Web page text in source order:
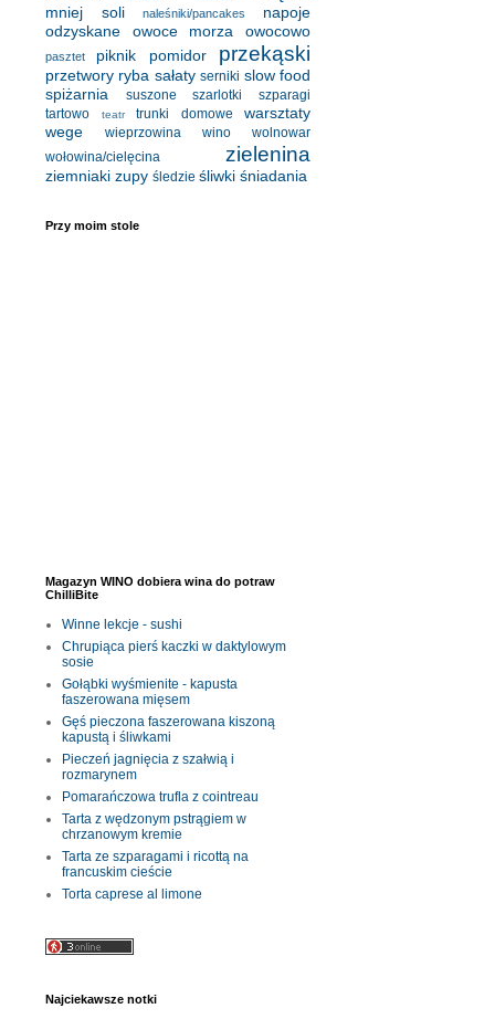
mniej soli naleśniki/pancakes
napoje
odzyskane
owoce morza owocowo
pasztet piknik pomidor przekąski
przetwory ryba sałaty serniki slow food
spiżarnia
suszone szarlotki
szparagi
tartowo
teatr trunki domowe
warsztaty
wege
wieprzowina wino
wolnowar
wołowina/cielęcina
zielenina
ziemniaki zupy śledzie śliwki śniadania
Przy moim stole
Magazyn WINO dobiera wina do potraw
ChilliBite
Winne lekcje - sushi
Chrupiąca pierś kaczki w daktylowym
sosie
Gołąbki wyśmienite - kapusta
faszerowana mięsem
Gęś pieczona faszerowana kiszoną
kapustą i śliwkami
Pieczeń jagnięcia z szałwią i
rozmarynem
Pomarańczowa trufla z cointreau
Tarta z wędzonym pstrągiem w
chrzanowym kremie
Tarta ze szparagami i ricottą na
francuskim cieście
Torta caprese al limone
Najciekawsze notki